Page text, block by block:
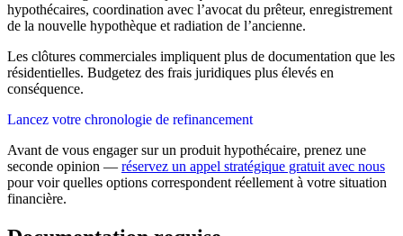
hypothécaires, coordination avec l’avocat du prêteur, enregistrement
de la nouvelle hypothèque et radiation de l’ancienne.
Les clôtures commerciales impliquent plus de documentation que les
résidentielles. Budgetez des frais juridiques plus élevés en
conséquence.
Lancez votre chronologie de refinancement
Avant de vous engager sur un produit hypothécaire, prenez une
seconde opinion — réservez un appel stratégique gratuit avec nous
pour voir quelles options correspondent réellement à votre situation
financière.